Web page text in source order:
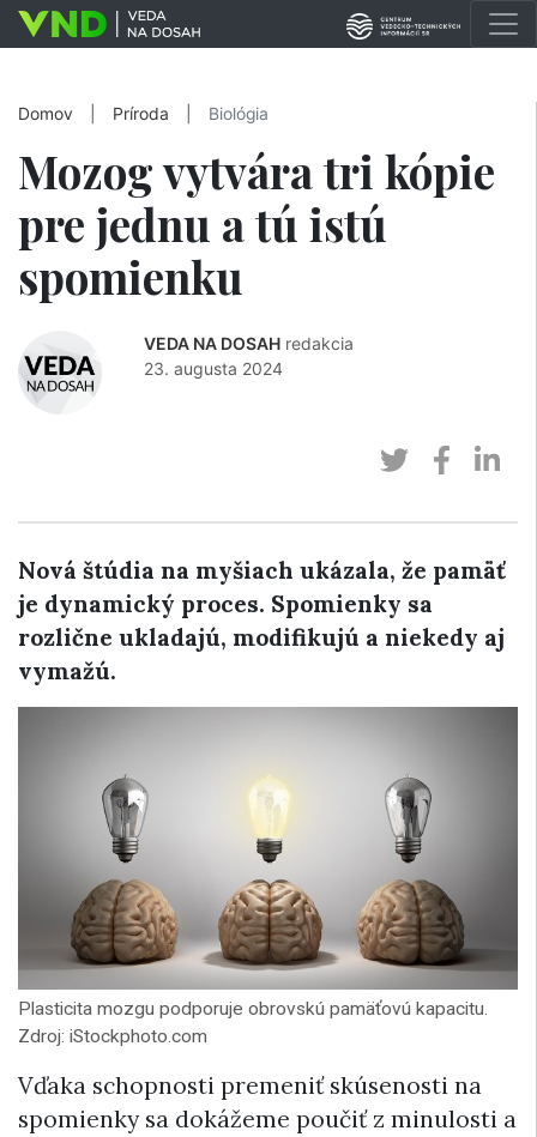
Domov Príroda Biológia
Mozog vytvára tri kópie
pre jednu a tú istú
spomienku
VEDA NA DOSAH redakcia
23. augusta 2024
Nová štúdia na myšiach ukázala, že pamäť
je dynamický proces. Spomienky sa
rozlične ukladajú, modifikujú a niekedy aj
vymažú.
Plasticita mozgu podporuje obrovskú pamäťovú kapacitu.
Zdroj: iStockphoto.com
Vďaka schopnosti premeniť skúsenosti na
spomienky sa dokážeme poučiť z minulosti a